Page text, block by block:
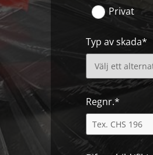
Privat
Typ av skada*
Regnr.*